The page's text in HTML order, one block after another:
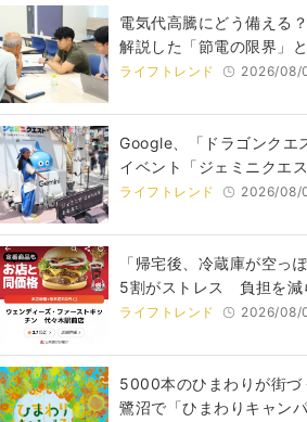
電気代高騰にどう備える
解説した「節電の限界」
ライフトレンド 2026/08/
Google、「ドラゴンクエ
イベント「ジェミニクエ
ライフトレンド 2026/08/
「帰宅後、冷蔵庫が空っ
5割がストレス 負担を減
ライフトレンド 2026/08/
5000本のひまわりが街づ
鷺沼で「ひまわりキャン